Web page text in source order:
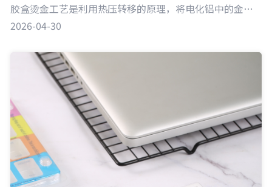
胶盒烫金工艺是利用热压转移的原理，将电化铝中的金属箔或颜料箔转移到胶盒表面，呈现出金色、银色等绚丽色彩及金属质感效果，起到装饰与突出品牌信息等作用。UV 工艺则是通过紫外线照射，使 UV 油墨或光油快速固化，在胶盒表面形成高光泽、耐磨、耐刮的涂层，提升胶盒的视觉效果与保护性能。
2026-04-30